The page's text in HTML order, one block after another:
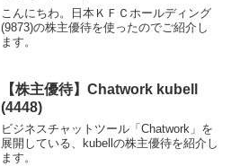
こんにちわ。日本ＫＦＣホールディング
(9873)の株主優待を使ったのでご紹介し
ます。
【株主優待】Chatwork kubell
(4448)
ビジネスチャットツール「Chatwork」を
展開している、kubellの株主優待を紹介し
ます。